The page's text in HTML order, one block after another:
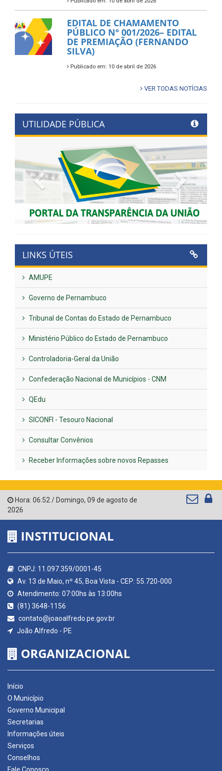
EDITAL DE CHAMAMENTO
PÚBLICO Nº 001/2026– EDITAL
DE PREMIAÇÃO (FERNANDO
SILVA)
Publicado em: 10 de abril de 2026
VER TODAS NOTÍCIAS
UTILIDADE PÚBLICA
Previous Next
LINKS ÚTEIS
AMUPE
Governo de Pernambuco
Tribunal de Contas do Estado de Pernambuco
Ministério Público do Estado de Pernambuco
Controladoria-Geral da União
Confederação Nacional de Municípios - CNM
QEdu
SICONFI - Tesouro Nacional
Consultar Convênios
Receber Informações sobre novos Repasses
Hora: 06:52 /Domingo, 09 de agosto de
2026
INSTITUCIONAL
CNPJ: 11.097.359/0001-45
Av. 13 de Maio, nº 45, Boa Vista - CEP: 55.720-000
Atendimento: 07:00hs às 13:00hs
(81) 3648-1156
contato@joaoalfredo.pe.gov.br
João Alfredo - PE
ORGANIZACIONAL
Início
O Município
Governo Municipal
Secretarias
Informações úteis
Serviços
Conselhos
Fale Conosco